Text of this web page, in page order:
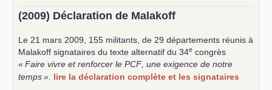
(2009) Déclaration de Malakoff
Le 21 mars 2009, 155 militants, de 29 départements réunis à
Malakoff signataires du texte alternatif du 34e congrès
«Faire vivre et renforcer le PCF, une exigence de notre
temps». lire la déclaration complète et les signataires